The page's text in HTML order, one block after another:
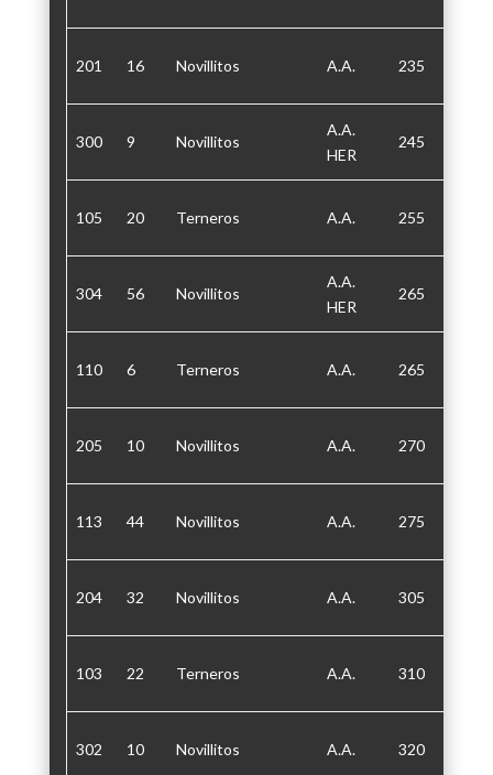
201 16 Novillitos A.A. 235
300 9 Novillitos
A.A.
HER
245
105 20 Terneros A.A. 255
304 56 Novillitos
A.A.
HER
265
110 6 Terneros A.A. 265
205 10 Novillitos A.A. 270
113 44 Novillitos A.A. 275
204 32 Novillitos A.A. 305
103 22 Terneros A.A. 310
302 10 Novillitos A.A. 320